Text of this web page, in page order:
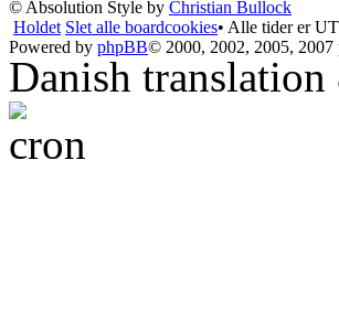
© Absolution Style by Christian Bullock
Holdet Slet alle boardcookies• Alle tider er
Powered by phpBB© 2000, 2002, 2005,
Danish